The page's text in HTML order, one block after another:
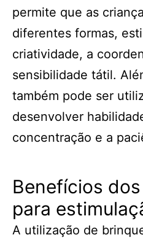
permite que as
diferentes formas,
criatividade, a
sensibilidade tátil.
também pode ser
desenvolver
concentração e a
Benefícios
para
A utilização de